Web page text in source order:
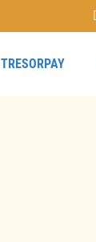
TRESORPAY